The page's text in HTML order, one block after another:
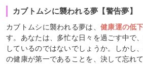
カブトムシに襲われる夢【警告夢】
カブトムシに襲われる夢は、 健康運の低
す。あなたは、多忙な日々を過ごす中で
しているのではないでしょうか。しかし
の健康が第一であることを、決して忘れ